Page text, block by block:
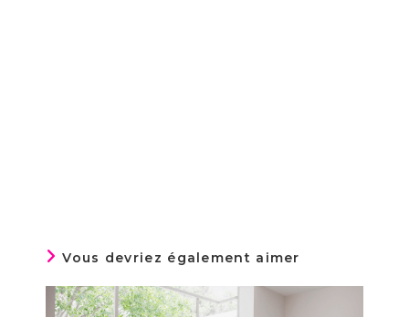
Vous devriez également aimer